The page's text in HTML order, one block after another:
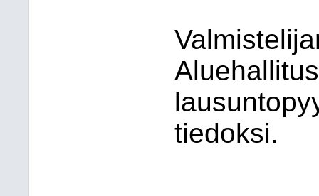
tiedoksi.